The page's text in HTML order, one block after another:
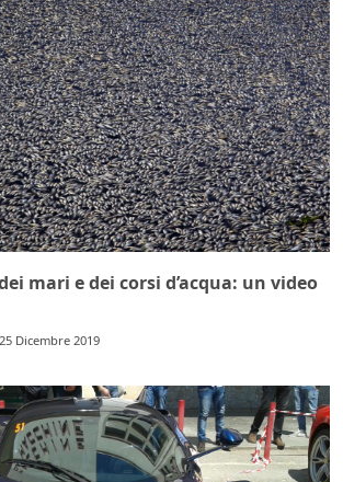
mari e dei corsi d’acqua: un video
25 Dicembre 2019